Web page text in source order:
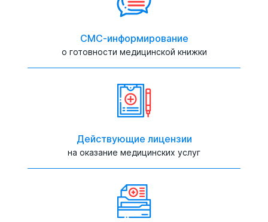
СМС-информирование
о готовности медицинской книжки
Действующие лицензии
на оказание медицинских услуг